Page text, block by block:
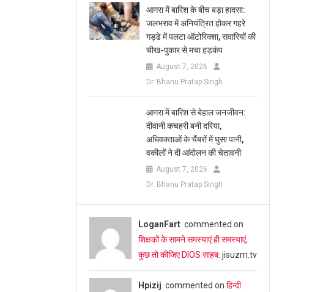
आगरा में बारिश के बीच बड़ा हादसा:
जलभराव में अनियंत्रित होकर गहरे
गड्ढे में पलटा ऑटोरिक्शा, सवारियों की
चीख-पुकार से मचा हड़कंप
August 7, 2026
Dr. Bhanu Pratap Singh
आगरा में बारिश से बेहाल जनजीवन:
दीवानी कचहरी बनी दरिया,
अधिवक्ताओं के चैंबरों में घुसा पानी,
वकीलों ने दी आंदोलन की चेतावनी
August 7, 2026
Dr. Bhanu Pratap Singh
LoganFartcommented on
शिक्षकों के सामने समस्याएं ही समस्याएं,
कुछ तो कीजिए DIOS साहब: jisuzm.tv
Hpizij commented on हिन्दी